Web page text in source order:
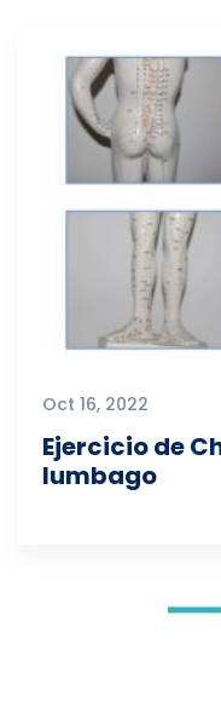
Oct 16, 2022
Ejercicio de
lumbago